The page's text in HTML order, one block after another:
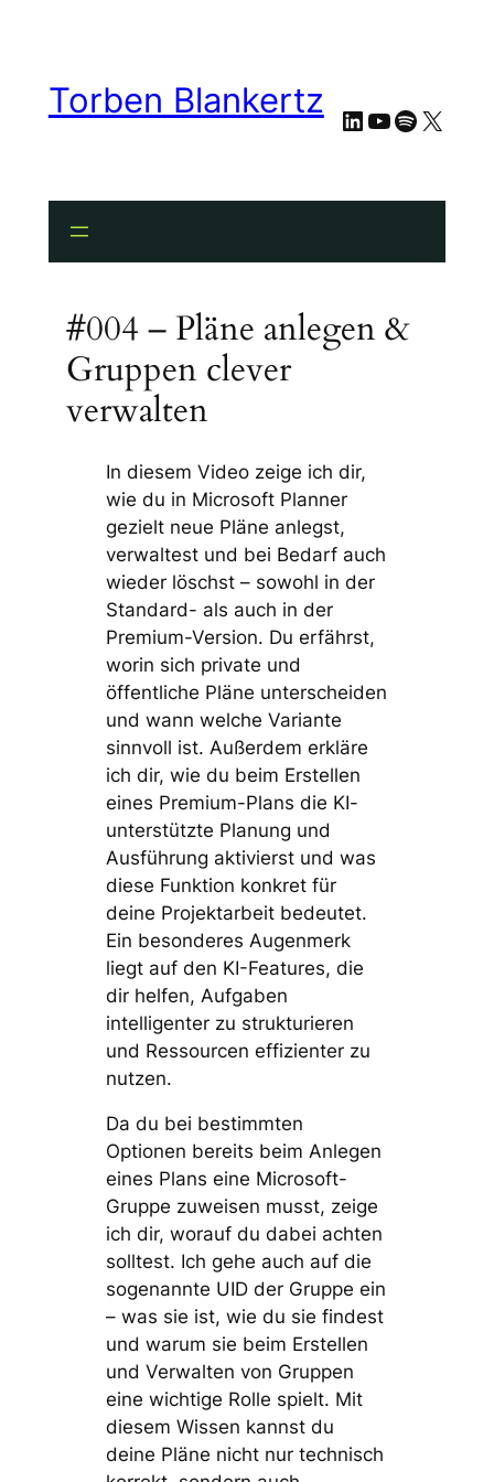
Torben Blankertz LinkedIn
YouTube
Spotify
X
#004 – Pläne anlegen &
Gruppen clever
verwalten
In diesem Video zeige ich dir,
wie du in Microsoft Planner
gezielt neue Pläne anlegst,
verwaltest und bei Bedarf auch
wieder löschst – sowohl in der
Standard- als auch in der
Premium-Version. Du erfährst,
worin sich private und
öffentliche Pläne unterscheiden
und wann welche Variante
sinnvoll ist. Außerdem erkläre
ich dir, wie du beim Erstellen
eines Premium-Plans die KI-
unterstützte Planung und
Ausführung aktivierst und was
diese Funktion konkret für
deine Projektarbeit bedeutet.
Ein besonderes Augenmerk
liegt auf den KI-Features, die
dir helfen, Aufgaben
intelligenter zu strukturieren
und Ressourcen effizienter zu
nutzen.
Da du bei bestimmten
Optionen bereits beim Anlegen
eines Plans eine Microsoft-
Gruppe zuweisen musst, zeige
ich dir, worauf du dabei achten
solltest. Ich gehe auch auf die
sogenannte UID der Gruppe ein
– was sie ist, wie du sie findest
und warum sie beim Erstellen
und Verwalten von Gruppen
eine wichtige Rolle spielt. Mit
diesem Wissen kannst du
deine Pläne nicht nur technisch